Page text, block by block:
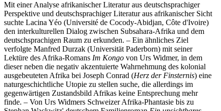
Mit einer Analyse afrikanischer Literatur aus deutschsprachiger
Perspektive und deutschsprachiger Literatur aus afrikanischer Sicht
suchte Lacina Yéo (Université de Cocody-Abidjan, Côte d'Ivoire)
den interkulturellen Dialog zwischen Subsahara-Afrika und dem
deutschsprachigen Raum zu erkunden. – Ein ähnliches Ziel
verfolgte Manfred Durzak (Universität Paderborn) mit seiner
Lektüre des Afrika-Romans Im Kongo von Urs Widmer, in dem
dieser neben die negativ akzentuierte Wahrnehmung des kolonial
ausgebeuteten Afrika bei Joseph Conrad (Herz der Finsternis) eine
naturgeschichtliche Utopie zu stellen suche, die allerdings im
gegenwärtigen Zustandsbild Afrikas keine Entsprechung mehr
finde. – Von Urs Widmers Schweizer Afrika-Phantasie bis zu